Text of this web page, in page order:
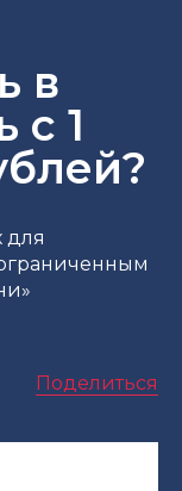
в
с 1
для
Поделиться